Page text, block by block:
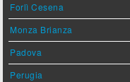
Forlì Cesena
Monza Brianza
Padova
Perugia